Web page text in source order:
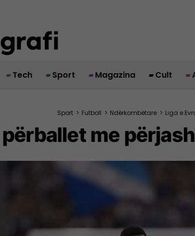
Tech Sport Magazina Cult
Sport > Futboll > Ndërkombëtare > Liga e
me